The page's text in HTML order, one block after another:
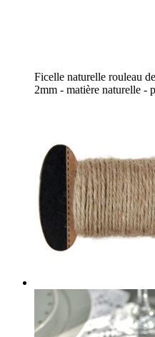
Ficelle naturelle rouleau
2mm - matière naturelle -